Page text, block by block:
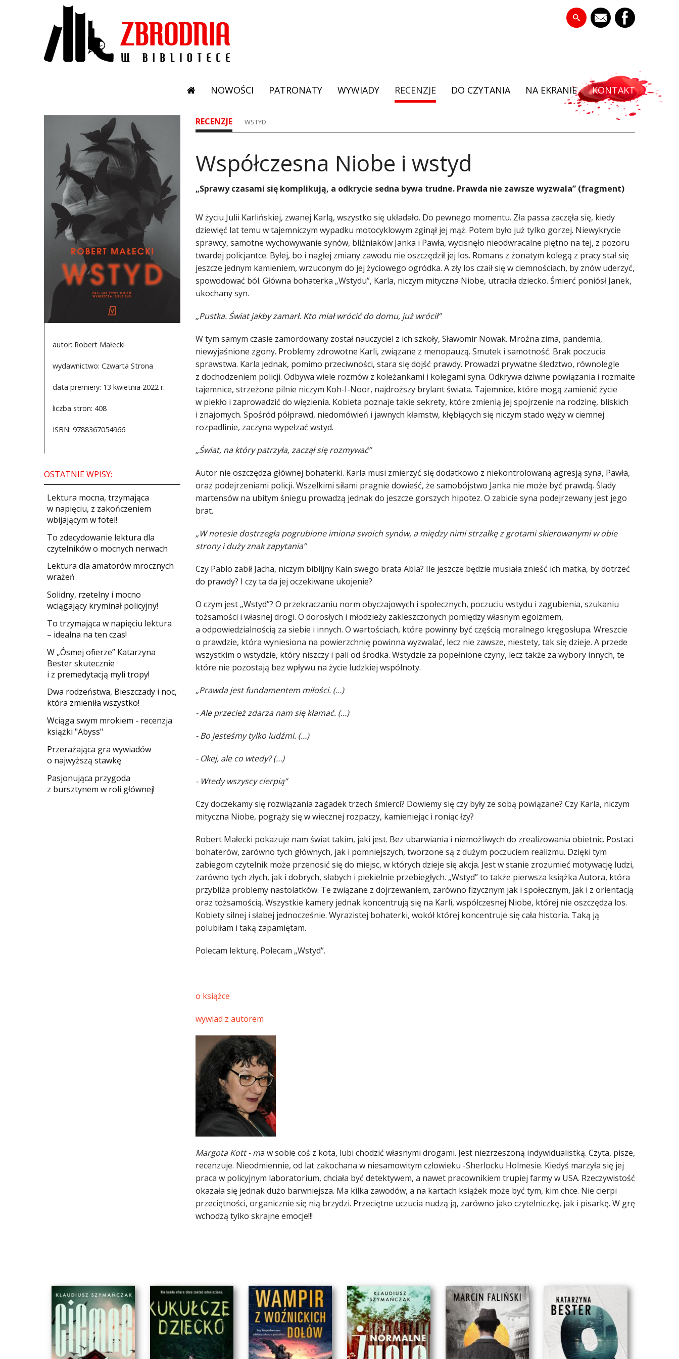
NOWOŚCI PATRONATY WYWIADY RECENZJE DO CZYTANIA NA EKRANIE KONTAKT
autor: Robert Małecki
wydawnictwo: Czwarta Strona
data premiery: 13 kwietnia 2022 r.
liczba stron: 408
ISBN: 9788367054966
OSTATNIE WPISY:
​Lektura mocna, trzymająca
w napięciu, z zakończeniem
wbijającym w fotel!
​To zdecydowanie lektura dla
czytelników o mocnych nerwach
Lektura dla amatorów mrocznych
wrażeń
Solidny, rzetelny i mocno
wciągający kryminał policyjny!
​To trzymająca w napięciu lektura
– idealna na ten czas!
W „Ósmej ofierze” Katarzyna
Bester skutecznie
i z premedytacją myli tropy!
Dwa rodzeństwa, Bieszczady i noc,
która zmieniła wszystko!
Wciąga swym mrokiem - recenzja
książki "Abyss"
​Przerażająca gra wywiadów
o najwyższą stawkę
Pasjonująca przygoda
z bursztynem w roli głównej!
RECENZJE WSTYD
Współczesna Niobe i wstyd
„Sprawy czasami się komplikują, a odkrycie sedna bywa trudne. Prawda nie zawsze wyzwala” (fragment)
W życiu Julii Karlińskiej, zwanej Karlą, wszystko się układało. Do pewnego momentu. Zła passa zaczęła się, kiedy
dziewięć lat temu w tajemniczym wypadku motocyklowym zginął jej mąż. Potem było już tylko gorzej. Niewykrycie
sprawcy, samotne wychowywanie synów, bliźniaków Janka i Pawła, wycisnęło nieodwracalne piętno na tej, z pozoru
twardej policjantce. Byłej, bo i nagłej zmiany zawodu nie oszczędził jej los. Romans z żonatym kolegą z pracy stał się
jeszcze jednym kamieniem, wrzuconym do jej życiowego ogródka. A zły los czaił się w ciemnościach, by znów uderzyć,
spowodować ból. Główna bohaterka „Wstydu”, Karla, niczym mityczna Niobe, utraciła dziecko. Śmierć poniósł Janek,
ukochany syn.
„Pustka. Świat jakby zamarł. Kto miał wrócić do domu, już wrócił”
W tym samym czasie zamordowany został nauczyciel z ich szkoły, Sławomir Nowak. Mroźna zima, pandemia,
niewyjaśnione zgony. Problemy zdrowotne Karli, związane z menopauzą. Smutek i samotność. Brak poczucia
sprawstwa. Karla jednak, pomimo przeciwności, stara się dojść prawdy. Prowadzi prywatne śledztwo, równolegle
z dochodzeniem policji. Odbywa wiele rozmów z koleżankami i kolegami syna. Odkrywa dziwne powiązania i rozmaite
tajemnice, strzeżone pilnie niczym Koh-I-Noor, najdroższy brylant świata. Tajemnice, które mogą zamienić życie
w piekło i zaprowadzić do więzienia. Kobieta poznaje takie sekrety, które zmienią jej spojrzenie na rodzinę, bliskich
i znajomych. Spośród półprawd, niedomówień i jawnych kłamstw, kłębiących się niczym stado węży w ciemnej
rozpadlinie, zaczyna wypełzać wstyd.
„Świat, na który patrzyła, zaczął się rozmywać”
Autor nie oszczędza głównej bohaterki. Karla musi zmierzyć się dodatkowo z niekontrolowaną agresją syna, Pawła,
oraz podejrzeniami policji. Wszelkimi siłami pragnie dowieść, że samobójstwo Janka nie może być prawdą. Ślady
martensów na ubitym śniegu prowadzą jednak do jeszcze gorszych hipotez. O zabicie syna podejrzewany jest jego
brat.
„W notesie dostrzegła pogrubione imiona swoich synów, a między nimi strzałkę z grotami skierowanymi w obie
strony i duży znak zapytania”
Czy Pablo zabił Jacha, niczym biblijny Kain swego brata Abla? Ile jeszcze będzie musiała znieść ich matka, by dotrzeć
do prawdy? I czy ta da jej oczekiwane ukojenie?
O czym jest „Wstyd”? O przekraczaniu norm obyczajowych i społecznych, poczuciu wstydu i zagubienia, szukaniu
tożsamości i własnej drogi. O dorosłych i młodzieży zakleszczonych pomiędzy własnym egoizmem,
a odpowiedzialnością za siebie i innych. O wartościach, które powinny być częścią moralnego kręgosłupa. Wreszcie
o prawdzie, która wyniesiona na powierzchnię powinna wyzwalać, lecz nie zawsze, niestety, tak się dzieje. A przede
wszystkim o wstydzie, który niszczy i pali od środka. Wstydzie za popełnione czyny, lecz także za wybory innych, te
które nie pozostają bez wpływu na życie ludzkiej wspólnoty.
„Prawda jest fundamentem miłości. (…)
- Ale przecież zdarza nam się kłamać. (…)
- Bo jesteśmy tylko ludźmi. (…)
- Okej, ale co wtedy? (…)
- Wtedy wszyscy cierpią”
Czy doczekamy się rozwiązania zagadek trzech śmierci? Dowiemy się czy były ze sobą powiązane? Czy Karla, niczym
mityczna Niobe, pogrąży się w wiecznej rozpaczy, kamieniejąc i roniąc łzy?
Robert Małecki pokazuje nam świat takim, jaki jest. Bez ubarwiania i niemożliwych do zrealizowania obietnic. Postaci
bohaterów, zarówno tych głównych, jak i pomniejszych, tworzone są z dużym poczuciem realizmu. Dzięki tym
zabiegom czytelnik może przenosić się do miejsc, w których dzieje się akcja. Jest w stanie zrozumieć motywację ludzi,
zarówno tych złych, jak i dobrych, słabych i piekielnie przebiegłych. „Wstyd” to także pierwsza książka Autora, która
przybliża problemy nastolatków. Te związane z dojrzewaniem, zarówno fizycznym jak i społecznym, jak i z orientacją
oraz tożsamością. Wszystkie kamery jednak koncentrują się na Karli, współczesnej Niobe, której nie oszczędza los.
Kobiety silnej i słabej jednocześnie. Wyrazistej bohaterki, wokół której koncentruje się cała historia. Taką ją
polubiłam i taką zapamiętam.
Polecam lekturę. Polecam „Wstyd”.
o książce
wywiad z autorem
Margota Kott - ma w sobie coś z kota, lubi chodzić własnymi drogami. Jest niezrzeszoną indywidualistką. Czyta, pisze,
recenzuje. Nieodmiennie, od lat zakochana w niesamowitym człowieku -Sherlocku Holmesie. Kiedyś marzyła się jej
praca w policyjnym laboratorium, chciała być detektywem, a nawet pracownikiem trupiej farmy w USA. Rzeczywistość
okazała się jednak dużo barwniejsza. Ma kilka zawodów, a na kartach książek może być tym, kim chce. Nie cierpi
przeciętności, organicznie się nią brzydzi. Przeciętne uczucia nudzą ją, zarówno jako czytelniczkę, jak i pisarkę. W grę
wchodzą tylko skrajne emocje!!!